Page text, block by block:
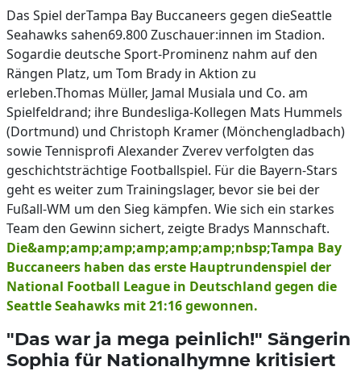
Das Spiel derTampa Bay Buccaneers gegen dieSeattle
Seahawks sahen69.800 Zuschauer:innen im Stadion.
Sogardie deutsche Sport-Prominenz nahm auf den
Rängen Platz, um Tom Brady in Aktion zu
erleben.Thomas Müller, Jamal Musiala und Co. am
Spielfeldrand; ihre Bundesliga-Kollegen Mats Hummels
(Dortmund) und Christoph Kramer (Mönchengladbach)
sowie Tennisprofi Alexander Zverev verfolgten das
geschichtsträchtige Footballspiel. Für die Bayern-Stars
geht es weiter zum Trainingslager, bevor sie bei der
Fußall-WM um den Sieg kämpfen. Wie sich ein starkes
Team den Gewinn sichert, zeigte Bradys Mannschaft.
Die&amp;amp;amp;amp;amp;amp;nbsp;Tampa Bay
Buccaneers haben das erste Hauptrundenspiel der
National Football League in Deutschland gegen die
Seattle Seahawks mit 21:16 gewonnen.
"Das war ja mega peinlich!" Sängerin
Sophia für Nationalhymne kritisiert